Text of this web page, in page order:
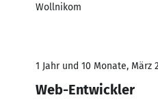
Wollnikom
1 Jahr und 10 Monate, März
Web-Entwickler